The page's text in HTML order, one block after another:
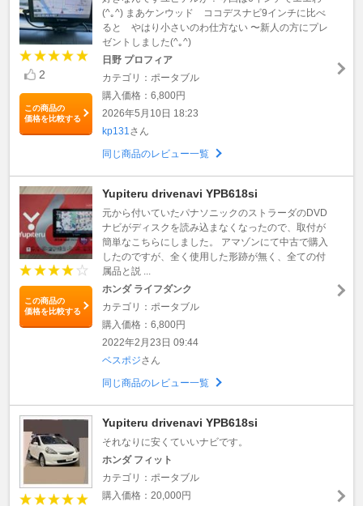
2
この商品の
価格を比較する
(^｡^) まあケンウッド ココデスナビ9インチに比べ
ると やはり小さいのわ仕方ない 〜新人の方にプレ
ゼントしました(^｡^)
日野 プロフィア
カテゴリ：ポータブル
購入価格：6,800円
2026年5月10日 18:23
kp131 さん
同じ商品のレビュー一覧
この商品の
価格を比較する
Yupiteru drivenavi YPB618si
元から付いていたパナソニックのストラーダのDVD
ナビがディスクを読み込まなくなったので、取付が
簡単なこちらにしました。 アマゾンにて中古で購入
したのですが、全く使用した形跡が無く、全ての付
属品と説 ...
ホンダ ライフダンク
カテゴリ：ポータブル
購入価格：6,800円
2022年2月23日 09:44
ベスポジさん
同じ商品のレビュー一覧
Yupiteru drivenavi YPB618si
それなりに安くていいナビです。
ホンダ フィット
カテゴリ：ポータブル
購入価格：20,000円